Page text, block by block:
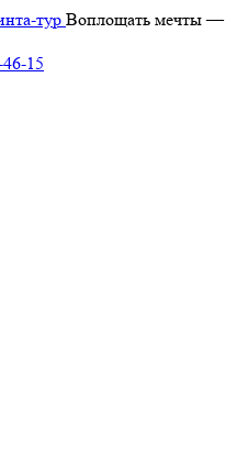
Воплощать мечты —
15